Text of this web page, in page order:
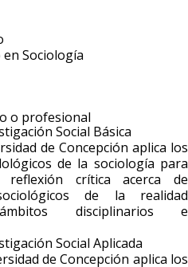
en Sociología
o profesional
Social Básica
de Concepción aplica los
de la sociología para
crítica acerca de
de la realidad
disciplinarios e
Social Aplicada
de Concepción aplica los